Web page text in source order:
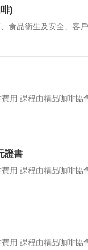
)
食品衞生及安全、客
用 課程由精品咖啡
證書
用 課程由精品咖啡
用 課程由精品咖啡